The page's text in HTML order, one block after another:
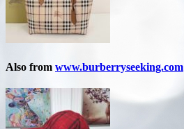
Also from www.burberryseeking.com